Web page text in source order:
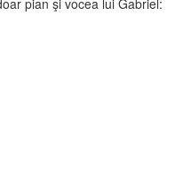
pian şi vocea lui Gabriel: